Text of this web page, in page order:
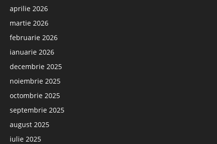
aprilie 2026
martie 2026
februarie 2026
ianuarie 2026
decembrie 2025
noiembrie 2025
octombrie 2025
septembrie 2025
august 2025
iulie 2025